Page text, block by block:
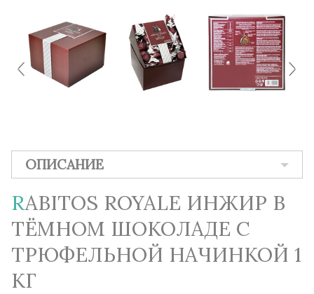
ОПИСАНИЕ
RABITOS ROYALE ИНЖИР В
ТЁМНОМ ШОКОЛАДЕ С
ТРЮФЕЛЬНОЙ НАЧИНКОЙ 1
КГ